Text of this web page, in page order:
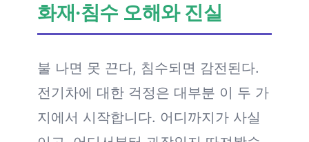
화재·침수 오해와 진실
불 나면 못 끈다, 침수되면 감전된다.
전기차에 대한 걱정은 대부분 이 두 가
지에서 시작합니다. 어디까지가 사실